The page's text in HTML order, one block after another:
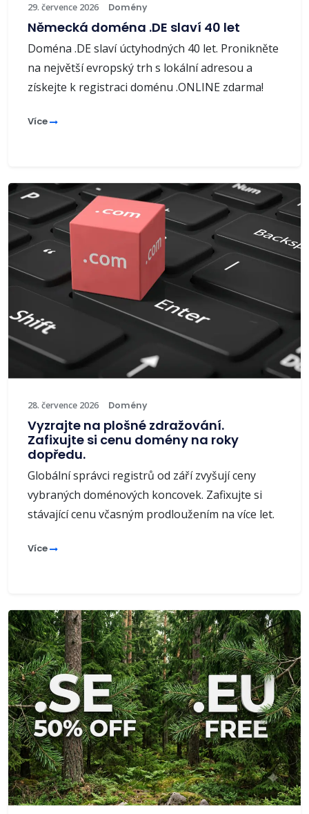
29. července 2026 Domény
Německá doména .DE slaví 40 let
Doména .DE slaví úctyhodných 40 let. Pronikněte
na největší evropský trh s lokální adresou a
získejte k registraci doménu .ONLINE zdarma!
Více
28. července 2026 Domény
Vyzrajte na plošné zdražování.
Zafixujte si cenu domény na roky
dopředu.
Globální správci registrů od září zvyšují ceny
vybraných doménových koncovek. Zafixujte si
stávající cenu včasným prodloužením na více let.
Více